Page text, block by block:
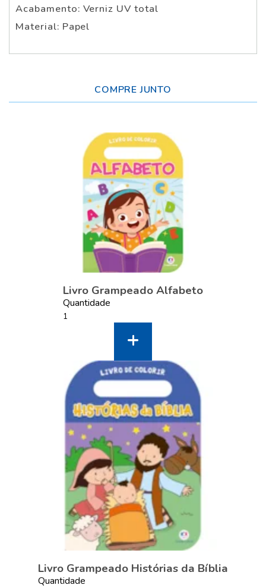
Acabamento: Verniz UV total
Material: Papel
COMPRE JUNTO
Livro Grampeado Alfabeto
Quantidade
Livro Grampeado Histórias da Bíblia
Quantidade